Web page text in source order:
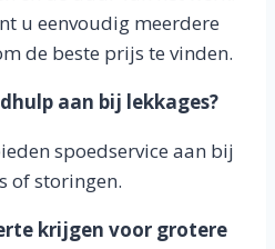
u eenvoudig meerdere
de beste prijs te vinden.
aan bij lekkages?
spoedservice aan bij
of storingen.
krijgen voor grotere